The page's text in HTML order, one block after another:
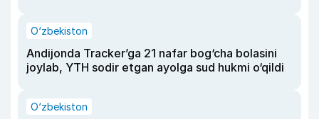
O‘zbekiston
Andijonda Tracker’ga 21 nafar bog‘cha bolasini
joylab, YTH sodir etgan ayolga sud hukmi o‘qildi
O‘zbekiston